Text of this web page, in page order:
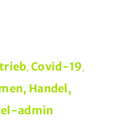
,Covid-19,
Handel,
admin